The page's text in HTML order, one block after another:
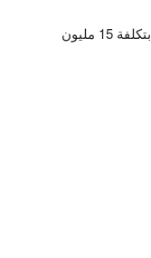
إيرادات تصل إلى 56,255,142 دولار أمريكي بتكلفة 15 مليون